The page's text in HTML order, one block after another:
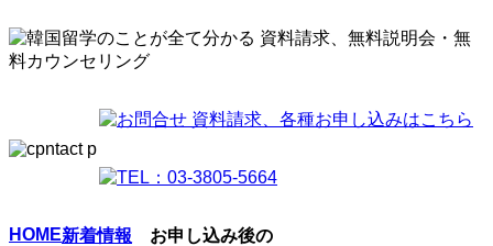
HOME新着情報
お申し込み後の